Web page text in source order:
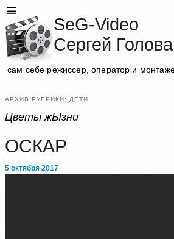
SeG-Video
Сергей
сам себе режиссер, оператор и
АРХИВ РУБРИКИ: ДЕТИ
Цветы жЫзни
ОСКАР
5 октября 2017